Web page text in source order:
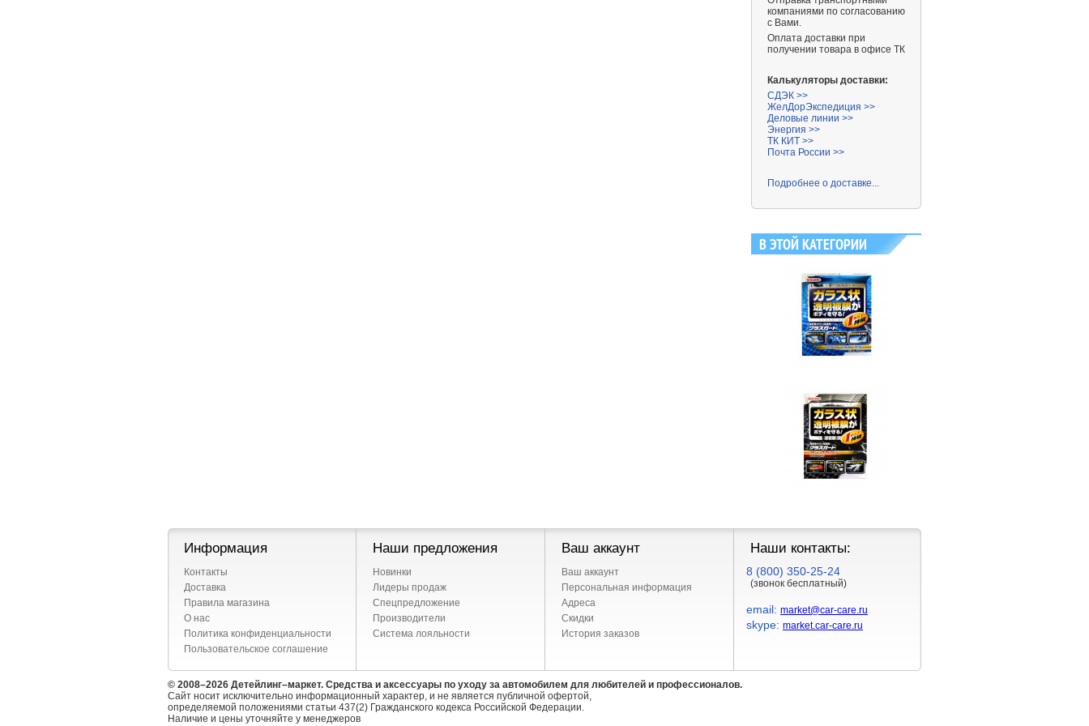
компаниями по согласованию
с Вами.
Оплата доставки при
получении товара в офисе ТК
Калькуляторы доставки:
СДЭК >>
ЖелДорЭкспедиция >>
Деловые линии >>
Энергия >>
ТК КИТ >>
Почта России >>
Подробнее о доставке...
В ЭТОЙ КАТЕГОРИИ
Информация
Контакты
Доставка
Правила магазина
О нас
Политика конфиденциальности
Пользовательское соглашение
Наши предложения
Новинки
Лидеры продаж
Спецпредложение
Производители
Система лояльности
Ваш аккаунт
Ваш аккаунт
Персональная информация
Адреса
Скидки
История заказов
Наши контакты:
8 (800) 350-25-24
(звонок бесплатный)
email: market@car-care.ru
skype: market.car-care.ru
© 2008–2026 Детейлинг–маркет. Средства и аксессуары по уходу за автомобилем для любителей и профессионалов.
Сайт носит исключительно информационный характер, и не является публичной офертой,
определяемой положениями статьи 437(2) Гражданского кодекса Российской Федерации.
Наличие и цены уточняйте у менеджеров